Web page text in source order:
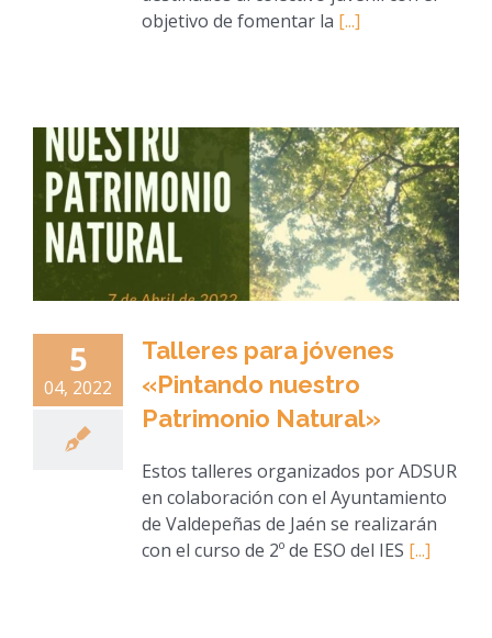
objetivo de fomentar la [...]
5
04, 2022
Talleres para jóvenes
«Pintando nuestro
Patrimonio Natural»
Estos talleres organizados por ADSUR
en colaboración con el Ayuntamiento
de Valdepeñas de Jaén se realizarán
con el curso de 2º de ESO del IES [...]